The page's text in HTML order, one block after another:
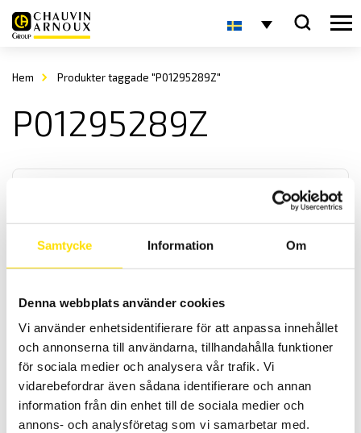
Samtycke Information Om
Denna webbplats använder cookies
Vi använder enhetsidentifierare för att anpassa innehållet
och annonserna till användarna, tillhandahålla funktioner
för sociala medier och analysera vår trafik. Vi
vidarebefordrar även sådana identifierare och annan
information från din enhet till de sociala medier och
annons- och analysföretag som vi samarbetar med.
Hem Produkter taggade "P01295289Z"
P01295289Z
mätinstrument. Med upp till kategori IV 1000 V säkerhetsklassning
275.00 kr –375.00krPrisintervall:
275.00 kr
375.00 kr
LÄS MER